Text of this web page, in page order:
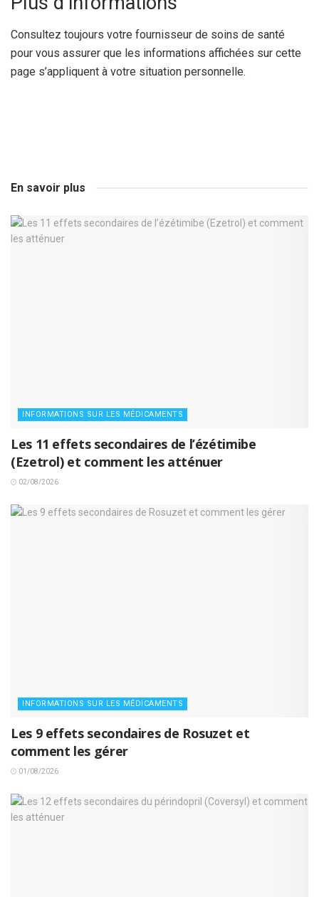
Consultez toujours votre fournisseur de soins de santé
pour vous assurer que les informations affichées sur cette
page s’appliquent à votre situation personnelle.
En savoir plus
INFORMATIONS SUR LES MÉDICAMENTS
Les 11 effets secondaires de l’ézétimibe
(Ezetrol) et comment les atténuer
02/08/2026
INFORMATIONS SUR LES MÉDICAMENTS
Les 9 effets secondaires de Rosuzet et
comment les gérer
01/08/2026